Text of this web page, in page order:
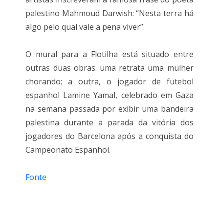
palestino Mahmoud Darwish: “Nesta terra há
algo pelo qual vale a pena viver”.
O mural para a Flotilha está situado entre
outras duas obras: uma retrata uma mulher
chorando; a outra, o jogador de futebol
espanhol Lamine Yamal, celebrado em Gaza
na semana passada por exibir uma bandeira
palestina durante a parada da vitória dos
jogadores do Barcelona após a conquista do
Campeonato Espanhol.
Fonte